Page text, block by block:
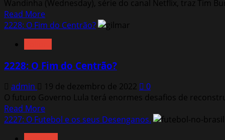
Wandinha (Wednesday), série do canal Netflix, traz Tim
Read MoreRead
more
2228: O Fim do Centrão?
2228: O Fim do Centrão?
admin 19 de dezembro de 2022
0
O futuro Governo Lula terá enormes desafios de
Read MoreRead
more
2227: O Futebol e os seus Desenganos.